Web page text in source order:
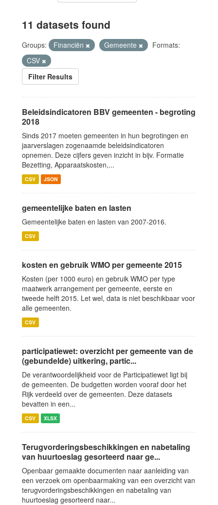
11 datasets found
Groups: Financiën Gemeente
Formats:
CSV
Filter Results
Beleidsindicatoren BBV gemeenten - begroting
2018
Sinds 2017 moeten gemeenten in hun begrotingen en
jaarverslagen zogenaamde beleidsindicatoren
opnemen. Deze cijfers geven inzicht in bijv. Formatie
Bezetting, Apparaatskosten,...
CSV JSON
gemeentelijke baten en lasten
Gemeentelijke baten en lasten van 2007-2016.
CSV
kosten en gebruik WMO per gemeente 2015
Kosten (per 1000 euro) en gebruik WMO per type
maatwerk arrangement per gemeente, eerste en
tweede helft 2015. Let wel, data is niet beschikbaar voor
alle gemeenten.
CSV
participatiewet: overzicht per gemeente van de
(gebundelde) uitkering, partic...
De verantwoordelijkheid voor de Participatiewet ligt bij
de gemeenten. De budgetten worden vooraf door het
Rijk verdeeld over de gemeenten. Deze datasets
bevatten in een...
CSV XLSX
Terugvorderingsbeschikkingen en nabetaling
van huurtoeslag gesorteerd naar ge...
Openbaar gemaakte documenten naar aanleiding van
een verzoek om openbaarmaking van een overzicht van
terugvorderingsbeschikkingen en nabetaling van
huurtoeslag gesorteerd naar...